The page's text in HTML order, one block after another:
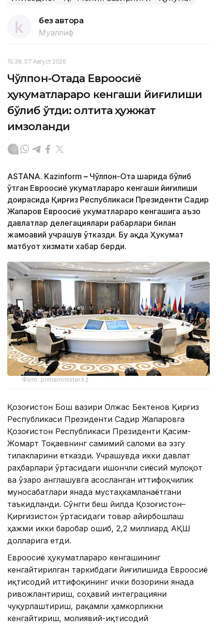
без автора
Муаллиф
15:38, 07 Август 2026
Чўлпон-Отада Евроосиё
ҳукуматлараро кенгаши йиғилиши
бўлиб ўтди: олтита ҳужжат
имзоланди
ASTANA. Kazinform – Чўлпон-Ота шаҳрида бўлиб
ўтган Евроосиё ҳукуматлараро кенгаши йиғилиши
доирасида Қирғиз Республикаси Президенти Садир
Жапаров Евроосиё ҳукуматлараро кенгашига аъзо
давлатлар делегациялари раҳбарлари билан
жамоавий учрашув ўтказди. Бу ҳақда Ҳукумат
матбуот хизмати хабар берди.
Фото: primeminister.kz
Қозоғистон Бош вазири Олжас Бектенов Қирғиз
Республикаси Президенти Садир Жапаровга
Қозоғистон Республикаси Президенти Қасим-
Жомарт Тоқаевнинг самимий саломи ва эзгу
тилакларини етказди. Учрашувда икки давлат
раҳбарлари ўртасидаги ишончли сиёсий мулоқот
ва ўзаро англашувга асосланган иттифоқчилик
муносабатлари янада мустаҳкамланаётгани
таъкидланди. Сўнгги беш йилда Қозоғистон–
Қирғизистон ўртасидаги товар айирбошлаш
ҳажми икки баробар ошиб, 2,2 миллиард АҚШ
долларига етди.
Евроосиё ҳукуматлараро кенгашининг
кенгайтирилган таркибдаги йиғилишида Евроосиё
иқтисодий иттифоқининг ички бозорини янада
ривожлантириш, соҳавий интеграцияни
чуқурлаштириш, рақамли ҳамкорликни
кенгайтириш, молиявий-иқтисодий